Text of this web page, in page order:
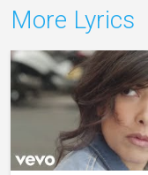
More Lyrics